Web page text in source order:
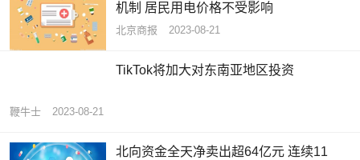
机制 居民用电价格不受影响
北京商报 2023-08-21
TikTok将加大对东南亚地区投资
鞭牛士 2023-08-21
北向资金全天净卖出超64亿元 连续11